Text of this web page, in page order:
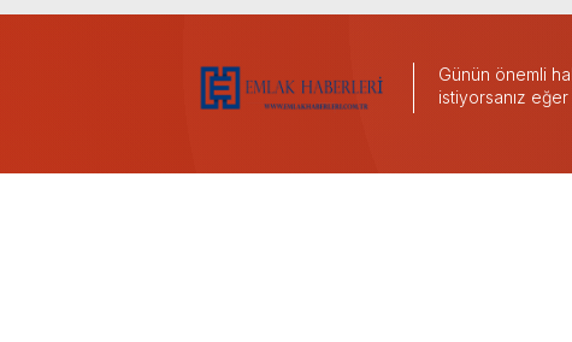
Günün önemli
istiyorsanız